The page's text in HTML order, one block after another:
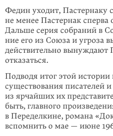
Федин уходит, Пастернаку
не менее Пастернак сперва
Дальше серия собраний в
ние его из Союза и угроза
действительно вынуждают
отказаться.
Подводя итог этой истории
существования писателей
из ярчайших их
быть, главного
в Переделкине, романа
вспомнить о мае — июне